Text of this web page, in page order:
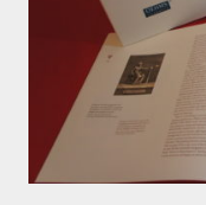
LUISE